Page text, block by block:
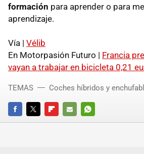
formación para aprender o para
aprendizaje.
Vía | Vélib
En Motorpasión Futuro | Francia
vayan a trabajar en bicicleta 0,21
FACEBOOKTWITTERFLIPBOARD
E-
WHATSAPP
TEMAS Coches híbridos y